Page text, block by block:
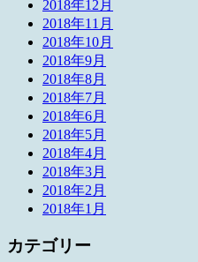
2018年12月
2018年11月
2018年10月
2018年9月
2018年8月
2018年7月
2018年6月
2018年5月
2018年4月
2018年3月
2018年2月
2018年1月
カテゴリー